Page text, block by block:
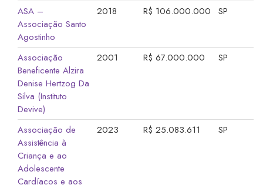
ASA –
Associação Santo
Agostinho
2018 R$ 106.000.000 SP
Associação
Beneficente Alzira
Denise Hertzog Da
Silva (Instituto
Devive)
2001 R$ 67.000.000 SP
Associação de
Assistência à
Criança e ao
Adolescente
Cardíacos e aos
2023 R$ 25.083.611 SP